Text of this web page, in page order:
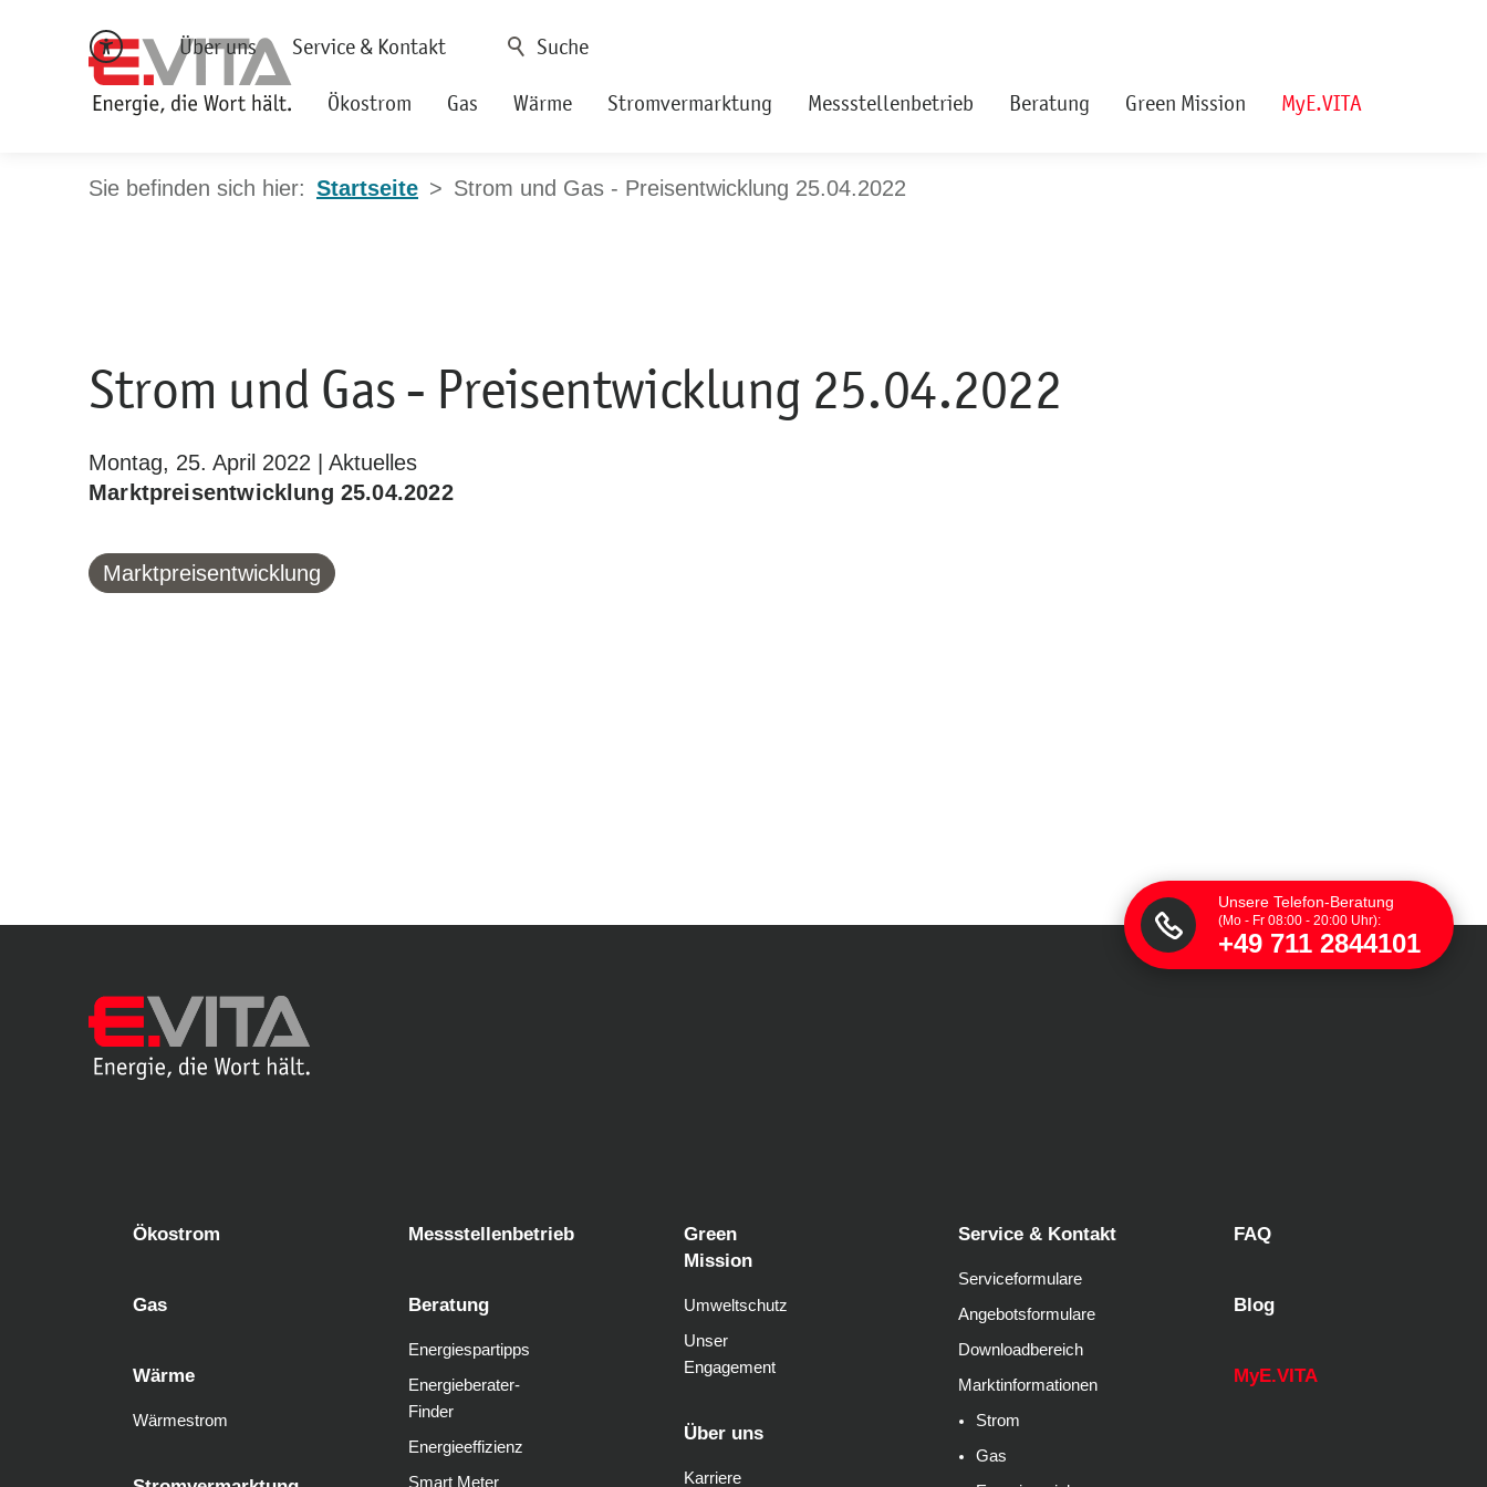
Über uns Service & Kontakt
Ökostrom Gas Wärme Stromvermarktung Messstellenbetrieb Beratung Green Mission MyE.VITA
Startseite Strom und Gas - Preisentwicklung 25.04.2022
Strom und Gas - Preisentwicklung 25.04.2022
Montag, 25. April 2022 | Aktuelles
Marktpreisentwicklung 25.04.2022
Marktpreisentwicklung
Ökostrom
Gas
Wärme
Wärmestrom
Messstellenbetrieb
Beratung
Energiespartipps
Energieberater-
Finder
Energieeffizienz
Smart Meter
Green
Mission
Umweltschutz
Unser
Engagement
Über uns
Karriere
Service & Kontakt
Serviceformulare
Angebotsformulare
Downloadbereich
Marktinformationen
Strom
Gas
FAQ
Blog
MyE.VITA
Unsere Telefon-Beratung
(Mo - Fr 08:00 - 20:00 Uhr):
+49 711 2844101